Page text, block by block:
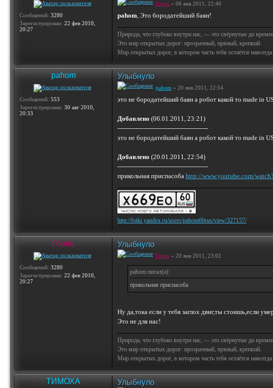
Сообщений: 3280
Зарегистрирован: 22 фев 2010,
20:27
Горец » 06 янв 2011, 22:40
pahom, Это бородатейший баян!
Природа, что глубоко внутри нас, — это свёрнутые до
Это мир открытых дорог: прозрачный, пряный, крепкий.
Мир открытых дорог, в котором часть тебя остаётся
pahom
Сообщений: 553
Зарегистрирован: 30 авг 2010,
20:33
Улыбнуло
pahom » 20 янв 2011, 22:54
это не бородатейший баян а робот какой то made in
Добавлено (06.01.2011, 23:21)
---------------------------------------------
это не бородатейший баян а робот какой то made in
Добавлено (20.01.2011, 22:54)
---------------------------------------------
прикольная приспасоба http://www.youtube.com/
http://fotki.yandex.ru/users/pahom60rus/view/327157/
Горец
Сообщений: 3280
Зарегистрирован: 22 фев 2010,
20:27
Улыбнуло
Горец » 20 янв 2011, 23:02
pahom писал(а):
прикольная приспасоба
Ну да,тока если у тебя заглох двиг,ты стоишь,если
Это не для нас!
Природа, что глубоко внутри нас, — это свёрнутые до
Это мир открытых дорог: прозрачный, пряный, крепкий.
Мир открытых дорог, в котором часть тебя остаётся
ТИМОХА Улыбнуло